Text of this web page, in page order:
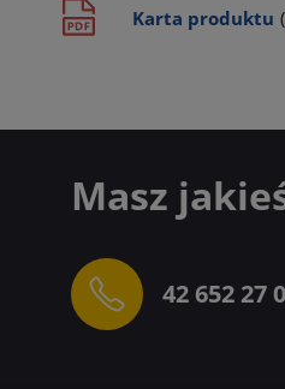
Karta produktu
Masz
42 652 27